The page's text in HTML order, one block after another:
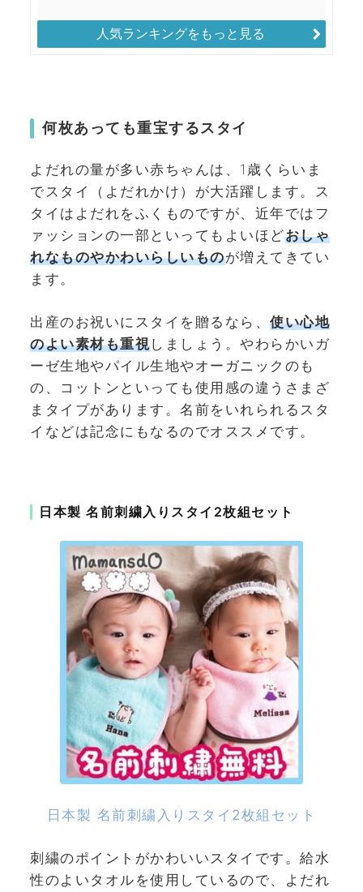
人気ランキングをもっと見る
何枚あっても重宝するスタイ
よだれの量が多い赤ちゃんは、1歳くらいま
でスタイ（よだれかけ）が大活躍します。ス
タイはよだれをふくものですが、近年ではフ
ァッションの一部といってもよいほどおしゃ
れなものやかわいらしいものが増えてきてい
ます。
出産のお祝いにスタイを贈るなら、 使い心地
のよい素材も重視しましょう。やわらかいガ
ーゼ生地やパイル生地やオーガニックのも
の、コットンといっても使用感の違うさまざ
まタイプがあります。名前をいれられるスタ
イなどは記念にもなるのでオススメです。
日本製 名前刺繍入りスタイ2枚組セット
日本製 名前刺繍入りスタイ2枚組セット
刺繍のポイントがかわいいスタイです。給水
性のよいタオルを使用しているので、よだれ